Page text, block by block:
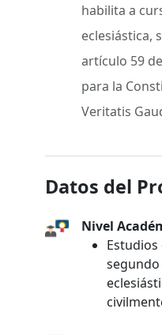
habilita a
eclesiástica,
artículo 59
para la
Veritatis
Datos del
Nivel
Estudios
segundo